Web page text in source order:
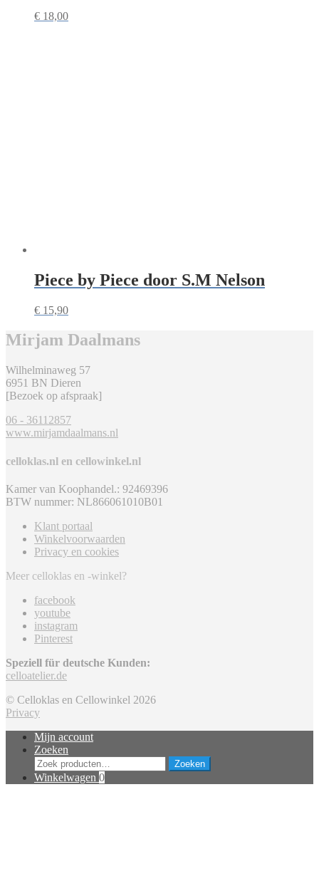
€ 18,00
Piece by Piece door S.M Nelson
€ 15,90
Mirjam Daalmans
Wilhelminaweg 57
6951 BN Dieren
[Bezoek op afspraak]
06 - 36112857
www.mirjamdaalmans.nl
celloklas.nl en cellowinkel.nl
Kamer van Koophandel.: 92469396
BTW nummer: NL866061010B01
Klant portaal
Winkelvoorwaarden
Privacy en cookies
Meer celloklas en -winkel?
facebook
youtube
instagram
Pinterest
Speziell für deutsche Kunden:
celloatelier.de
© Celloklas en Cellowinkel 2026
Privacy
Mijn account
Zoeken
Zoeken
naar:
Zoeken
Winkelwagen 0